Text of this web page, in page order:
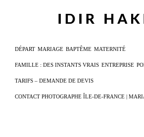
DÉPART MARIAGE BAPTÊME MATERNITÉ
FAMILLE : DES INSTANTS VRAIS ENTREPRISE
TARIFS – DEMANDE DE DEVIS
CONTACT PHOTOGRAPHE ÎLE-DE-FRANCE |